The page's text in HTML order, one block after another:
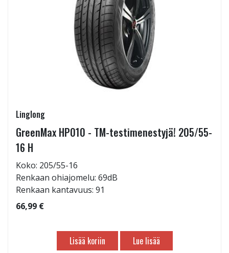
Linglong
GreenMax HP010 - TM-testimenestyjä! 205/55-
16 H
Koko: 205/55-16
Renkaan ohiajomelu: 69dB
Renkaan kantavuus: 91
66,99 €
Lisää koriin Lue lisää